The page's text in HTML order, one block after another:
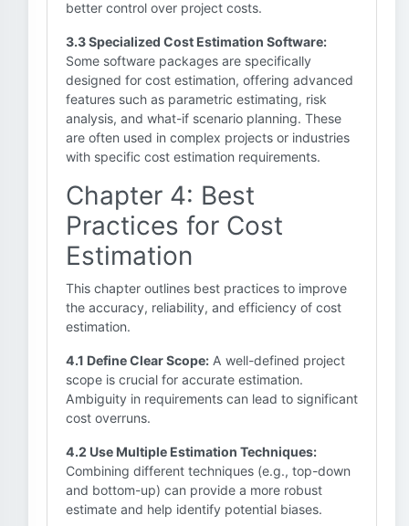
better control over project costs.
3.3 Specialized Cost Estimation Software:
Some software packages are specifically
designed for cost estimation, offering advanced
features such as parametric estimating, risk
analysis, and what-if scenario planning. These
are often used in complex projects or industries
with specific cost estimation requirements.
Chapter 4: Best
Practices for Cost
Estimation
This chapter outlines best practices to improve
the accuracy, reliability, and efficiency of cost
estimation.
4.1 Define Clear Scope: A well-defined project
scope is crucial for accurate estimation.
Ambiguity in requirements can lead to significant
cost overruns.
4.2 Use Multiple Estimation Techniques:
Combining different techniques (e.g., top-down
and bottom-up) can provide a more robust
estimate and help identify potential biases.